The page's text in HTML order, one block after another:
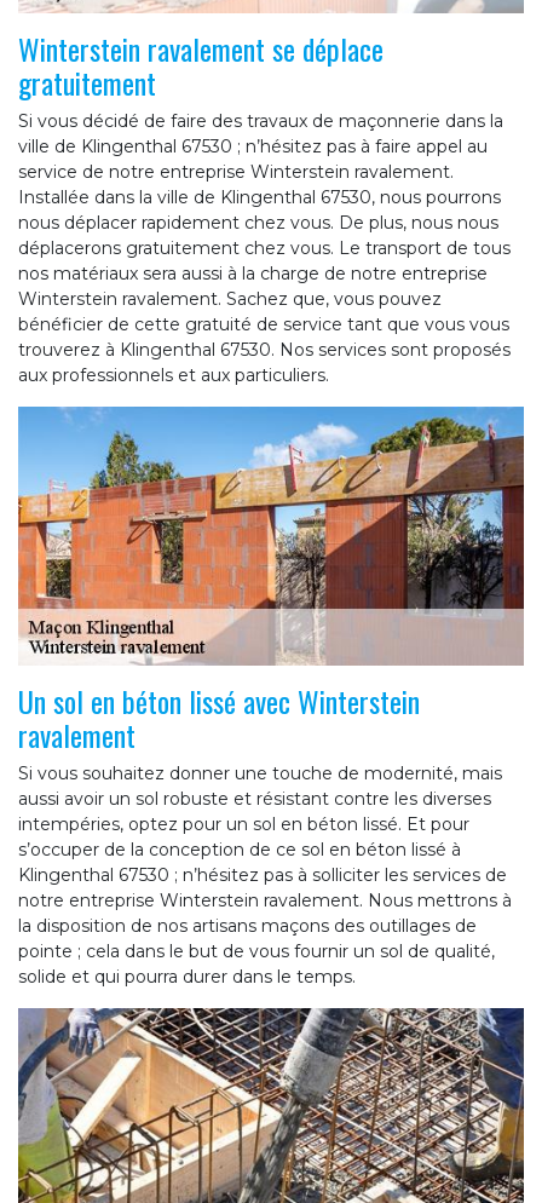
Winterstein ravalement se déplace
gratuitement
Si vous décidé de faire des travaux de maçonnerie dans la
ville de Klingenthal 67530 ; n’hésitez pas à faire appel au
service de notre entreprise Winterstein ravalement.
Installée dans la ville de Klingenthal 67530, nous pourrons
nous déplacer rapidement chez vous. De plus, nous nous
déplacerons gratuitement chez vous. Le transport de tous
nos matériaux sera aussi à la charge de notre entreprise
Winterstein ravalement. Sachez que, vous pouvez
bénéficier de cette gratuité de service tant que vous vous
trouverez à Klingenthal 67530. Nos services sont proposés
aux professionnels et aux particuliers.
Un sol en béton lissé avec Winterstein
ravalement
Si vous souhaitez donner une touche de modernité, mais
aussi avoir un sol robuste et résistant contre les diverses
intempéries, optez pour un sol en béton lissé. Et pour
s’occuper de la conception de ce sol en béton lissé à
Klingenthal 67530 ; n’hésitez pas à solliciter les services de
notre entreprise Winterstein ravalement. Nous mettrons à
la disposition de nos artisans maçons des outillages de
pointe ; cela dans le but de vous fournir un sol de qualité,
solide et qui pourra durer dans le temps.